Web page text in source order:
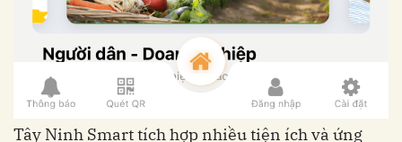
Tây Ninh Smart tích hợp nhiều tiện ích và ứng